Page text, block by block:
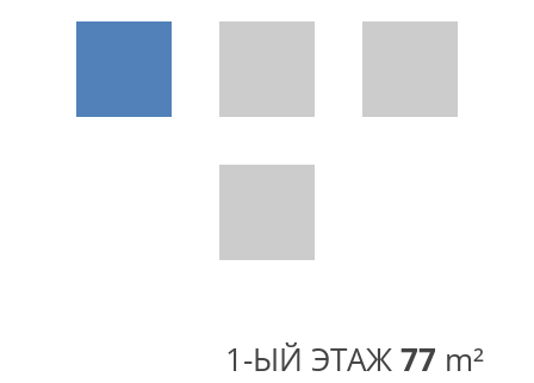
1-ЫЙ ЭТАЖ77 m²